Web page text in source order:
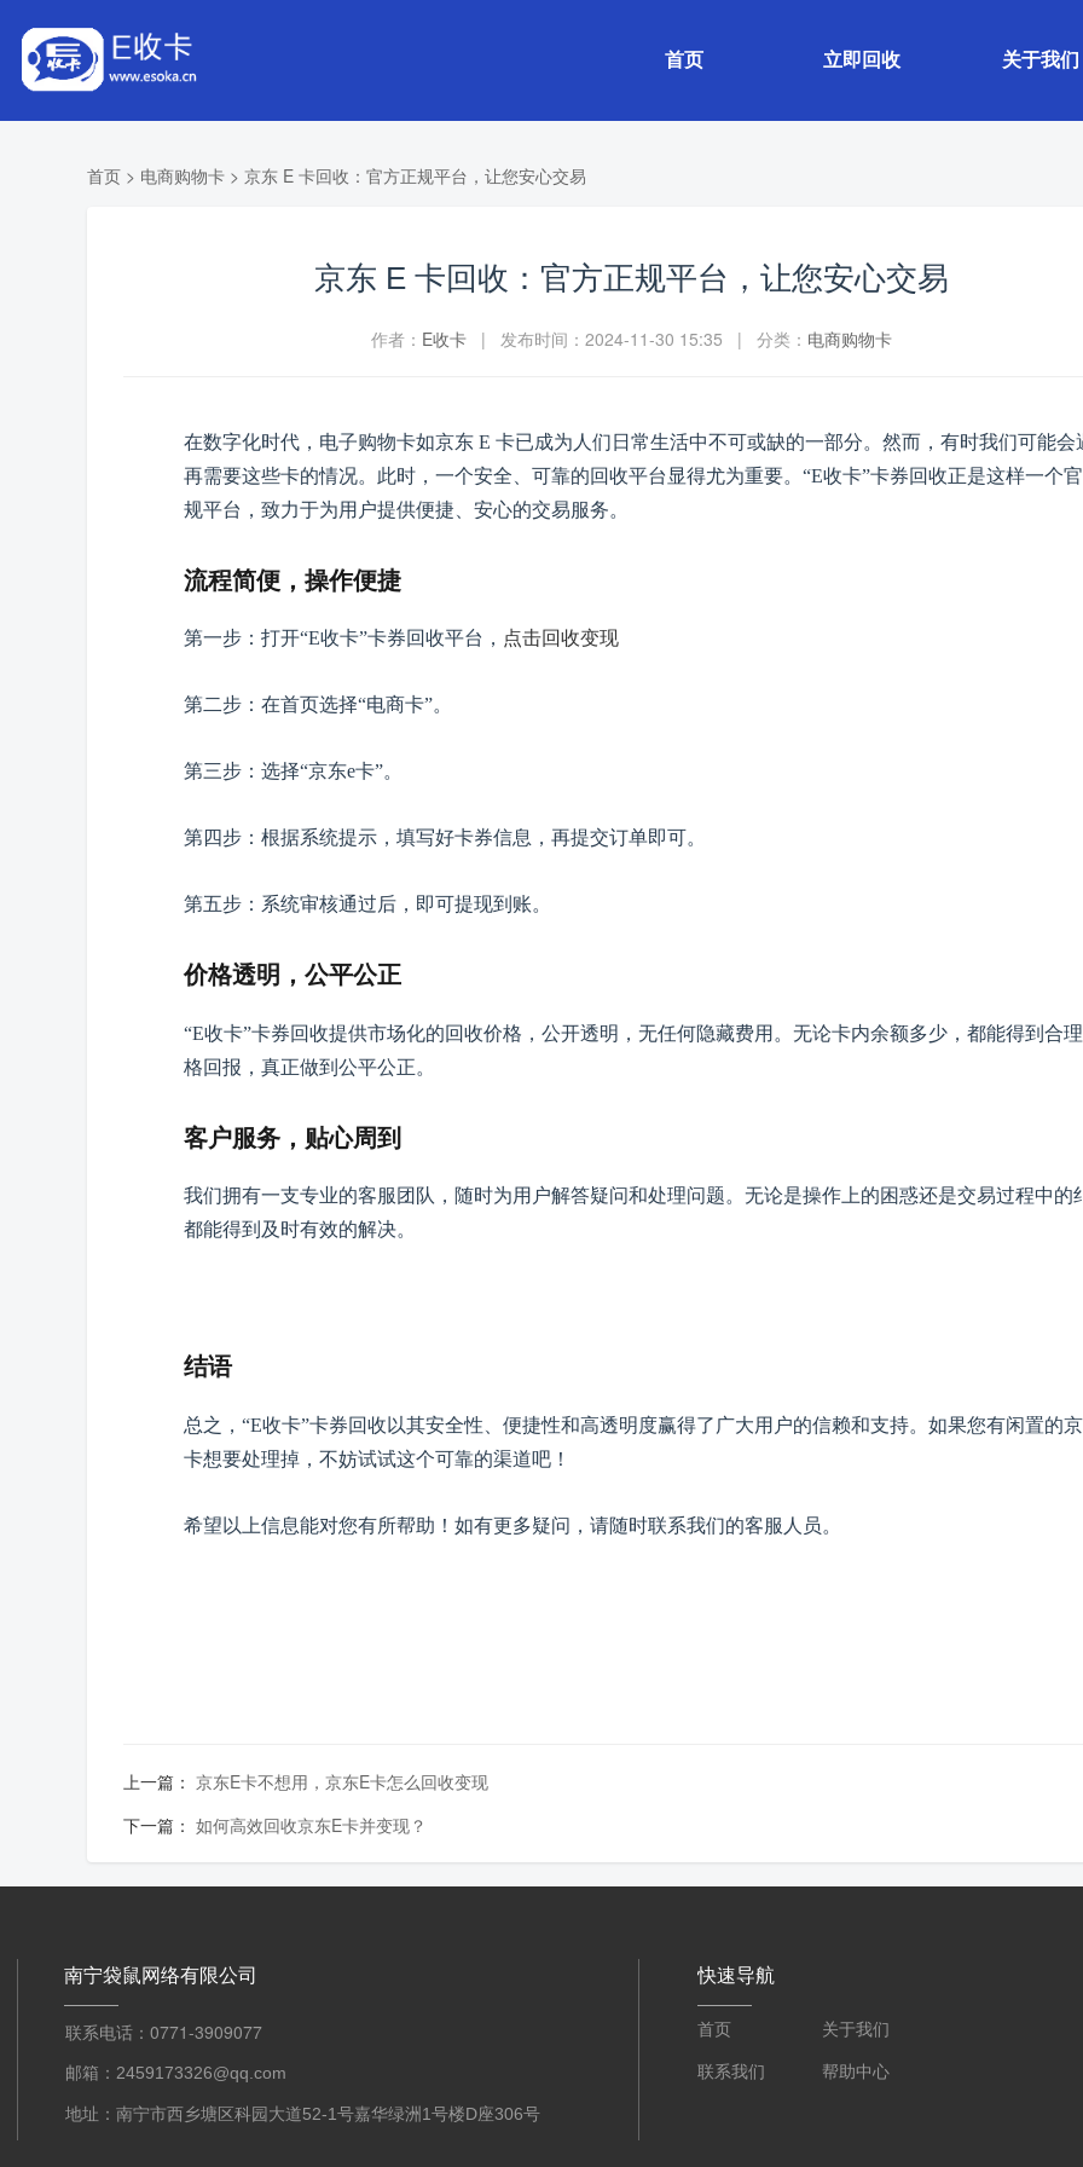
首页 立即回收 关于我们
首页 > 电商购物卡 > 京东 E 卡回收：官方正规平台，让您安心交易
京东 E 卡回收：官方正规平台，让您安心交易
作者： E收卡| 发布时间：2024-11-30 15:35 | 分类： 电商购物卡
在数字化时代，电子购物卡如京东 E 卡已成为人们日常生活中不可或缺的一部分。然而，有时我们可能会
再需要这些卡的情况。此时，一个安全、可靠的回收平台显得尤为重要。 “E收卡”卡券回收正是这样一个
规平台，致力于为用户提供便捷、安心的交易服务。
流程简便，操作便捷
第一步：打开“E收卡”卡券回收平台， 点击回收变现
第二步：在首页选择“电商卡”。
第三步：选择“京东e卡”。
第四步：根据系统提示，填写好卡券信息，再提交订单即可。
第五步：系统审核通过后，即可提现到账。
价格透明，公平公正
“E收卡”卡券回收提供市场化的回收价格，公开透明，无任何隐藏费用。无论卡内余额多少，都能得到合
格回报，真正做到公平公正。
客户服务，贴心周到
我们拥有一支专业的客服团队，随时为用户解答疑问和处理问题。无论是操作上的困惑还是交易过程中的
都能得到及时有效的解决。
结语
总之， “E收卡”卡券回收以其安全性、便捷性和高透明度赢得了广大用户的信赖和支持。如果您有闲置的
卡想要处理掉，不妨试试这个可靠的渠道吧！
希望以上信息能对您有所帮助！如有更多疑问，请随时联系我们的客服人员。
上一篇： 京东E卡不想用，京东E卡怎么回收变现
下一篇： 如何高效回收京东E卡并变现？
南宁袋鼠网络有限公司 快速导航
首页 关于我们
联系我们 帮助中心
联系电话：0771-3909077
邮箱：2459173326@qq.com
地址：南宁市西乡塘区科园大道52-1号嘉华绿洲1号楼D座306号